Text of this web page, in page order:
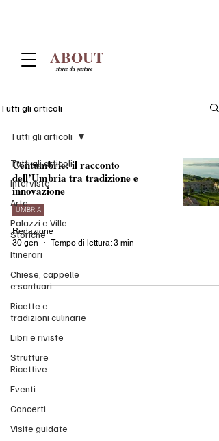
ABOUT
storie da gustare
Tutti gli articoli
Tutti gli articoli
Interviste
Arte
Palazzi e Ville
Storiche
Itinerari
Chiese, cappelle
e santuari
Ricette e
tradizioni culinarie
Libri e riviste
Strutture
Ricettive
Eventi
Concerti
Visite guidate
Tutti gli articoli
Centumbrie: il racconto
dell’Umbria tra tradizione e
innovazione
UMBRIA
Redazione
30 gen
Tempo di lettura: 3 min